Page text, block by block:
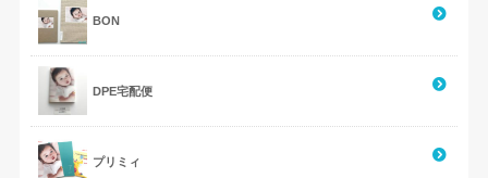
BON
DPE宅配便
プリミィ